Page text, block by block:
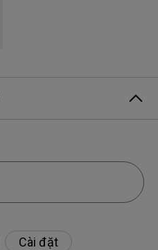
Cài đặt